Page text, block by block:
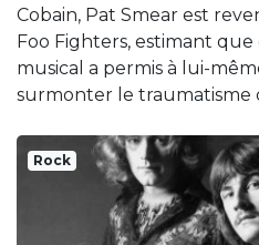
Cobain, Pat Smear est
Foo Fighters, estimant
musical a permis à lui-
surmonter le traumatisme
Rock